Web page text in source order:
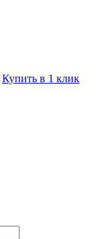
Купить в 1 клик